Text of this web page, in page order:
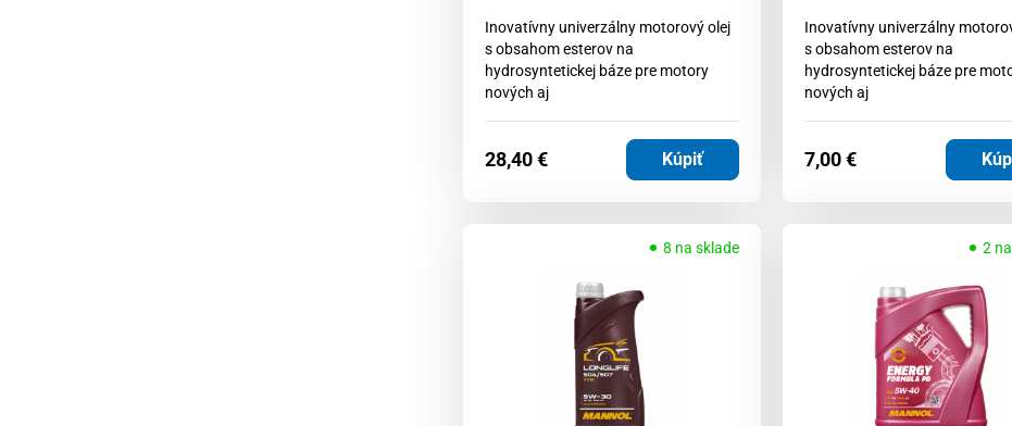
Inovatívny univerzálny motorový olej
s obsahom esterov na
hydrosyntetickej báze pre motory
nových aj
28,40€ Kúpiť
Inovatívny univerzálny
s obsahom esterov na
hydrosyntetickej báze pre
nových aj
7,00€
8 na sklade 2